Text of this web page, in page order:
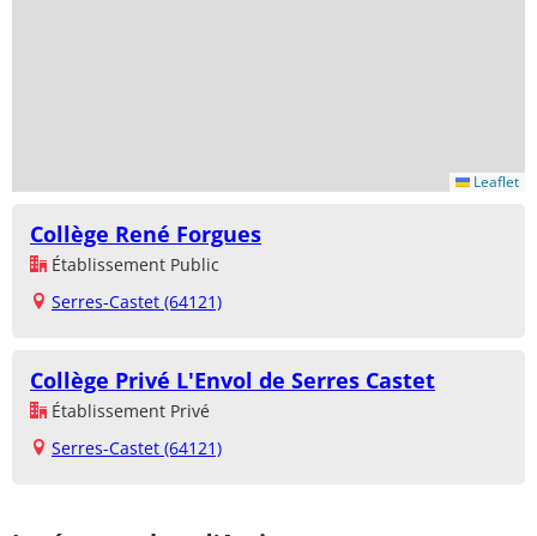
Leaflet
Collège René Forgues
Établissement Public
Serres-Castet (64121)
Collège Privé L'Envol de Serres Castet
Établissement Privé
Serres-Castet (64121)